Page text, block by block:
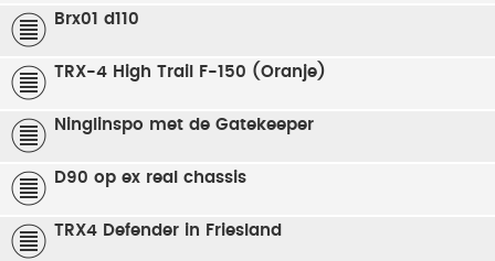
Brx01 d110
TRX-4 High Trail F-150 (Oranje)
Ninglinspo met de Gatekeeper
D90 op ex real chassis
TRX4 Defender in Friesland